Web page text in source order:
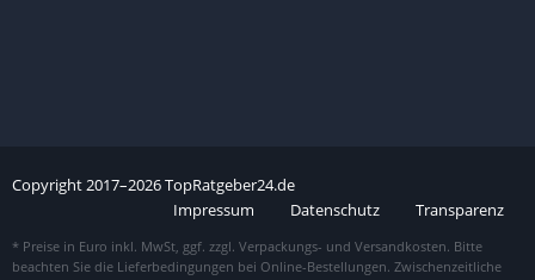
Copyright2017–2026TopRatgeber24.de
Impressum
Datenschutz Transparenz